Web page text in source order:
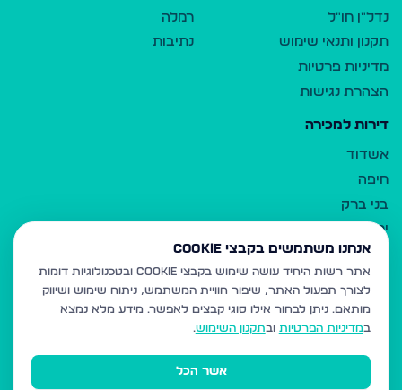
נדל"ן חו"ל
תקנון ותנאי שימוש
מדיניות פרטיות
הצהרת נגישות
רמלה
נתיבות
דירות למכירה
אשדוד
חיפה
בני ברק
ירושלים
אלעד
גבעת זאב
בית שמש
רכסים
מודיעין עילית
אנחנו משתמשים בקבצי Cookie
אתר רשות היחיד עושה שימוש בקבצי Cookie ובטכנולוגיות דומות
לצורך תפעול האתר, שיפור חוויית המשתמש, ניתוח שימוש ושיווק
מותאם. ניתן לבחור אילו סוגי קבצים לאפשר. מידע מלא נמצא
במדיניות הפרטיות ובתקנון השימוש.
אשר הכל